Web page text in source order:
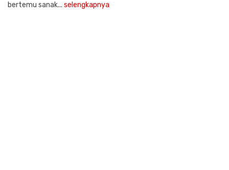
bertemu sanak... selengkapnya